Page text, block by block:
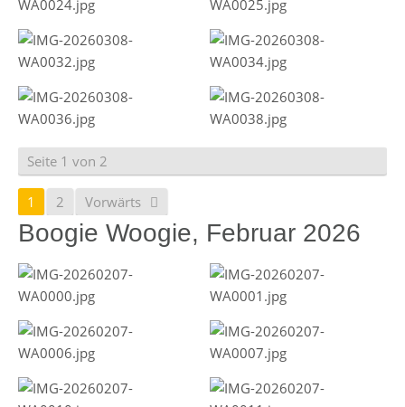
Seite 1 von 2
1 2 Vorwärts
Boogie Woogie, Februar 2026